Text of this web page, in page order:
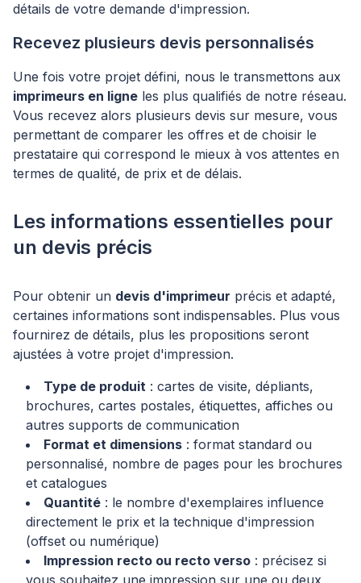
détails de votre demande d'impression.
Recevez plusieurs devis personnalisés
Une fois votre projet défini, nous le transmettons aux
imprimeurs en ligne les plus qualifiés de notre réseau.
Vous recevez alors plusieurs devis sur mesure, vous
permettant de comparer les offres et de choisir le
prestataire qui correspond le mieux à vos attentes en
termes de qualité, de prix et de délais.
Les informations essentielles pour
un devis précis
Pour obtenir un devis d'imprimeur précis et adapté,
certaines informations sont indispensables. Plus vous
fournirez de détails, plus les propositions seront
ajustées à votre projet d'impression.
Type de produit : cartes de visite, dépliants,
brochures, cartes postales, étiquettes, affiches ou
autres supports de communication
Format et dimensions : format standard ou
personnalisé, nombre de pages pour les brochures
et catalogues
Quantité : le nombre d'exemplaires influence
directement le prix et la technique d'impression
(offset ou numérique)
Impression recto ou recto verso : précisez si
vous souhaitez une impression sur une ou deux